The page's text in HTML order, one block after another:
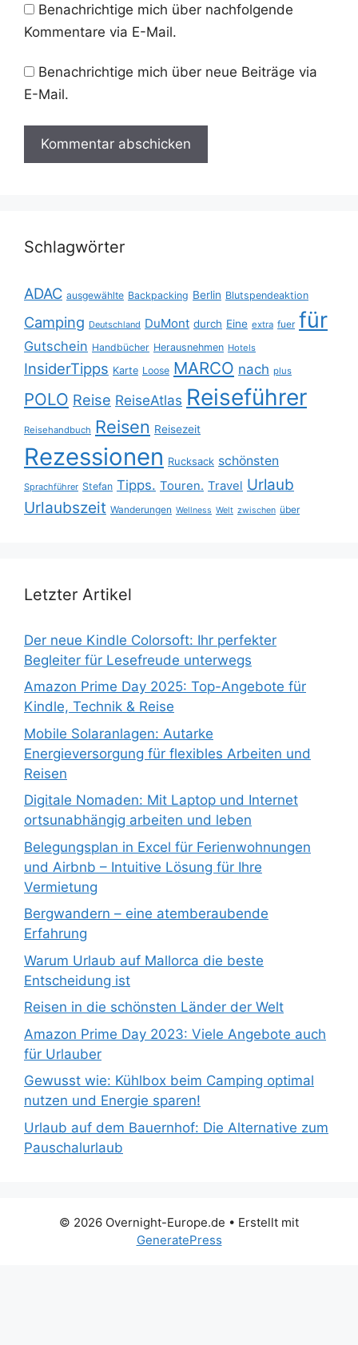
Benachrichtige mich über nachfolgende
Kommentare via E-Mail.
Benachrichtige mich über neue Beiträge via
E-Mail.
Schlagwörter
ADAC ausgewählte Backpacking Berlin Blutspendeaktion
Camping Deutschland DuMont durch Eine extra fuer für
Gutschein Handbücher Herausnehmen Hotels
InsiderTipps Karte Loose MARCO nach plus
POLO Reise ReiseAtlas Reiseführer
Reisehandbuch Reisen Reisezeit
Rezessionen Rucksack schönsten
Sprachführer Stefan Tipps. Touren. Travel Urlaub
Urlaubszeit Wanderungen Wellness Welt zwischen über
Letzter Artikel
Der neue Kindle Colorsoft: Ihr perfekter
Begleiter für Lesefreude unterwegs
Amazon Prime Day 2025: Top-Angebote für
Kindle, Technik & Reise
Mobile Solaranlagen: Autarke
Energieversorgung für flexibles Arbeiten und
Reisen
Digitale Nomaden: Mit Laptop und Internet
ortsunabhängig arbeiten und leben
Belegungsplan in Excel für Ferienwohnungen
und Airbnb – Intuitive Lösung für Ihre
Vermietung
Bergwandern – eine atemberaubende
Erfahrung
Warum Urlaub auf Mallorca die beste
Entscheidung ist
Reisen in die schönsten Länder der Welt
Amazon Prime Day 2023: Viele Angebote auch
für Urlauber
Gewusst wie: Kühlbox beim Camping optimal
nutzen und Energie sparen!
Urlaub auf dem Bauernhof: Die Alternative zum
Pauschalurlaub
© 2026 Overnight-Europe.de • Erstellt mit
GeneratePress